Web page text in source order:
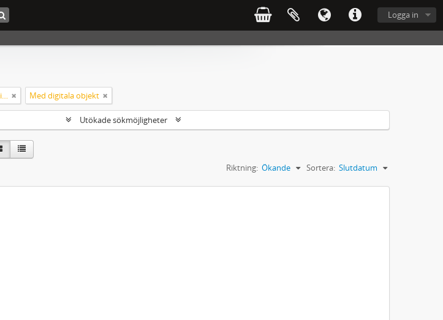
Logga in
Helsingus, Laurentius Magni: Liber antiphonarius Med digitala objekt
Utökade sökmöjligheter
Sortera: Slutdatum
Riktning: Ökande